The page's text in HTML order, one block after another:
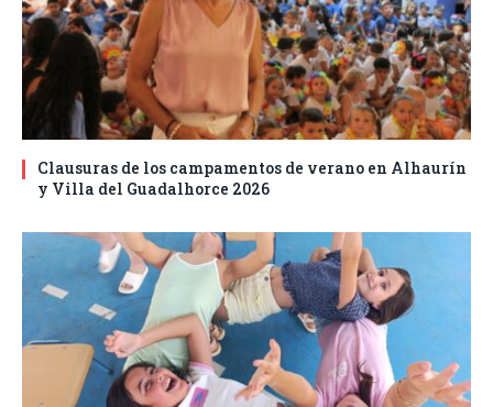
Clausuras de los campamentos de verano en Alhaurín
y Villa del Guadalhorce 2026